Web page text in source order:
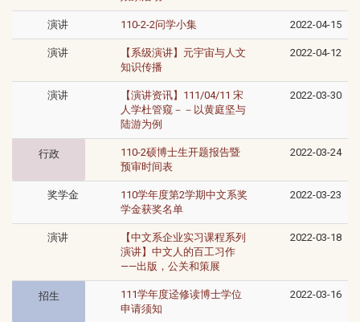
演讲 110-2-2问学小集 2022-04-15
演讲
【系级演讲】元宇宙与人文
知识传播
2022-04-12
演讲
【演讲资讯】111/04/11 宋
人学杜管窥－－以黄庭坚与
陆游为例
2022-03-30
行政
110-2硕博士生开题报告暨
预审时间表
2022-03-24
奖学金
110学年度第2学期中文系奖
学金获奖名单
2022-03-23
演讲
【中文系企业实习课程系列
演讲】中文人的百工习作
——出版，公关和策展
2022-03-18
招生
111学年度迳修读博士学位
申请须知
2022-03-16